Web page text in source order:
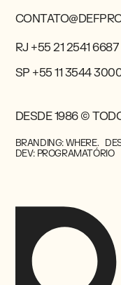
RJ +55 21 2541 6687
SP +55 11 3544
DESDE 1986 ©
BRANDING: WHERE.
DEV: PROGRAMATÓRIO
Este site usa
necessária do site,
nosso tráfego. Ao
Política de